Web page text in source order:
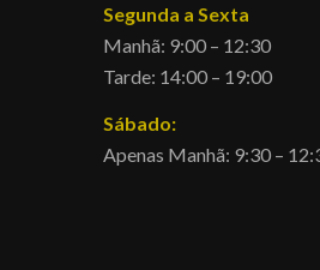
Segunda a Sexta
Manhã: 9:00 – 12:30
Tarde: 14:00 – 19:00
Sábado:
Apenas Manhã: 9:30 –